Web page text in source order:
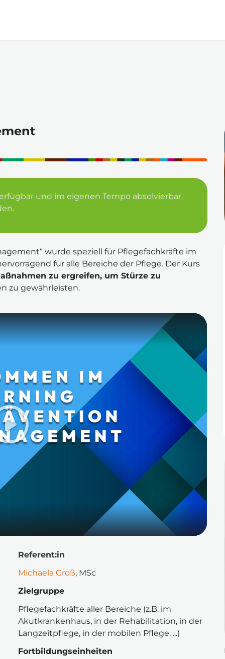
und im eigenen Tempo absolvierbar.
wurde speziell für Pflegefachkräfte im
für alle Bereiche der Pflege. Der Kurs
zu ergreifen, um Stürze zu
zu gewährleisten.
Referent:in
Michaela Groß, MSc
Zielgruppe
Pflegefachkräfte aller Bereiche (z.B. im
Akutkrankenhaus, in der Rehabilitation, in der
Langzeitpflege, in der mobilen Pflege, ...)
Fortbildungseinheiten